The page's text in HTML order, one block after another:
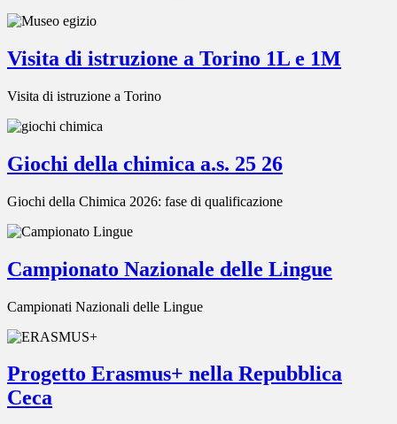
Visita di istruzione a Torino 1L e 1M
Visita di istruzione a Torino
Giochi della chimica a.s. 25 26
Giochi della Chimica 2026: fase di qualificazione
Campionato Nazionale delle Lingue
Campionati Nazionali delle Lingue
Progetto Erasmus+ nella Repubblica
Ceca